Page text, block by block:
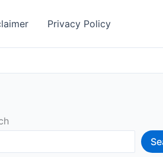
Privacy Policy